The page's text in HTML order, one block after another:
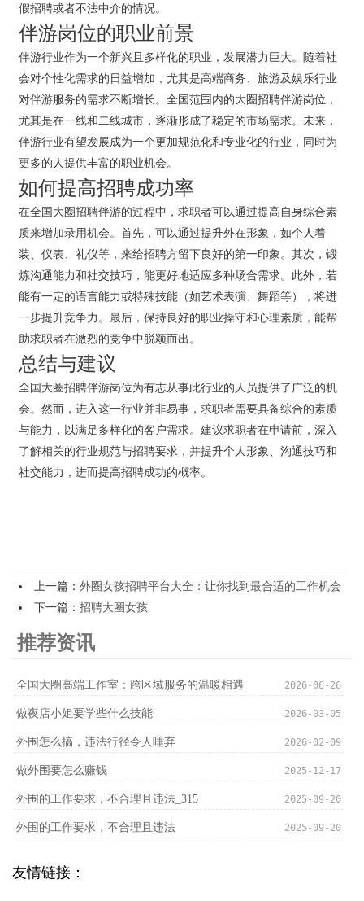
假招聘或者不法中介的情况。
伴游岗位的职业前景
伴游行业作为一个新兴且多样化的职业，发展潜力巨大。随着社
会对个性化需求的日益增加，尤其是高端商务、旅游及娱乐行业
对伴游服务的需求不断增长。全国范围内的大圈招聘伴游岗位，
尤其是在一线和二线城市，逐渐形成了稳定的市场需求。未来，
伴游行业有望发展成为一个更加规范化和专业化的行业，同时为
更多的人提供丰富的职业机会。
如何提高招聘成功率
在全国大圈招聘伴游的过程中，求职者可以通过提高自身综合素
质来增加录用机会。首先，可以通过提升外在形象，如个人着
装、仪表、礼仪等，来给招聘方留下良好的第一印象。其次，锻
炼沟通能力和社交技巧，能更好地适应多种场合需求。此外，若
能有一定的语言能力或特殊技能（如艺术表演、舞蹈等），将进
一步提升竞争力。最后，保持良好的职业操守和心理素质，能帮
助求职者在激烈的竞争中脱颖而出。
总结与建议
全国大圈招聘伴游岗位为有志从事此行业的人员提供了广泛的机
会。然而，进入这一行业并非易事，求职者需要具备综合的素质
与能力，以满足多样化的客户需求。建议求职者在申请前，深入
了解相关的行业规范与招聘要求，并提升个人形象、沟通技巧和
社交能力，进而提高招聘成功的概率。
上一篇： 外圈女孩招聘平台大全：让你找到最合适的工作机会
下一篇： 招聘大圈女孩
推荐资讯
‌全国大圈高端工作室‌：跨区域服务的温暖相遇 2026-06-26
做夜店小姐要学些什么技能 2026-03-05
外围怎么搞，违法行径令人唾弃 2026-02-09
做外围要怎么赚钱 2025-12-17
外围的工作要求，不合理且违法_315 2025-09-20
外围的工作要求，不合理且违法 2025-09-20
友情链接：